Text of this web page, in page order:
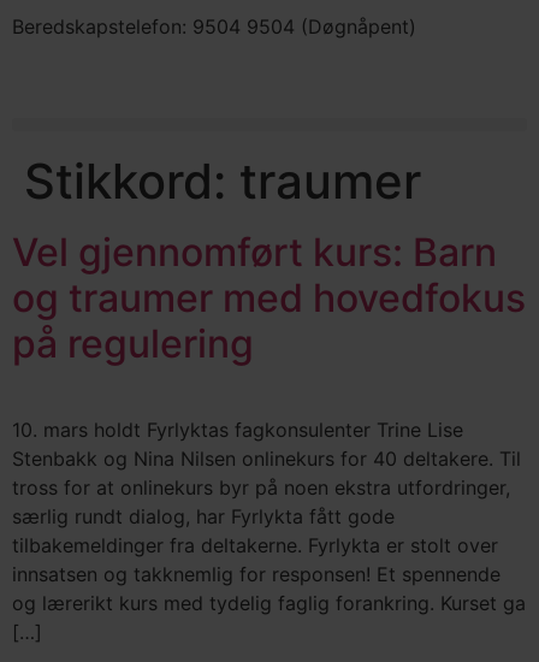
Beredskapstelefon: 9504 9504 (Døgnåpent)
Stikkord: traumer
Vel gjennomført kurs: Barn
og traumer med hovedfokus
på regulering
10. mars holdt Fyrlyktas fagkonsulenter Trine Lise
Stenbakk og Nina Nilsen onlinekurs for 40 deltakere. Til
tross for at onlinekurs byr på noen ekstra utfordringer,
særlig rundt dialog, har Fyrlykta fått gode
tilbakemeldinger fra deltakerne. Fyrlykta er stolt over
innsatsen og takknemlig for responsen! Et spennende
og lærerikt kurs med tydelig faglig forankring. Kurset ga
[…]